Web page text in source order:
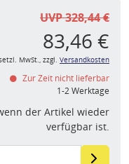
UVP 328,44 €
83,46 €
MwSt., zzgl. Versandkosten
Zur Zeit nicht lieferbar
1-2 Werktage
der Artikel wieder
verfügbar ist.